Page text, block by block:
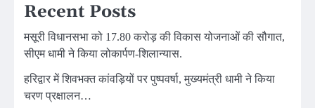
Recent Posts
मसूरी विधानसभा को 17.80 करोड़ की विकास योजनाओं की सौगात,
सीएम धामी ने किया लोकार्पण-शिलान्यास.
हरिद्वार में शिवभक्त कांवड़ियों पर पुष्पवर्षा, मुख्यमंत्री धामी ने किया
चरण प्रक्षालन…